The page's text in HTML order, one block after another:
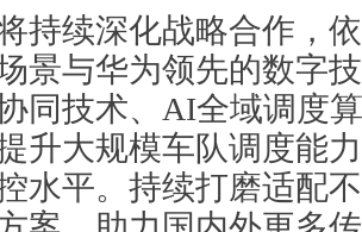
持续深化战略合作，
景与华为领先的数字
同技术、AI全域调度
升大规模车队调度能
水平。持续打磨适配